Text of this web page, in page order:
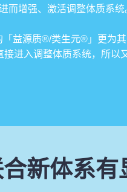
而增强、激活调整体质系统
益源质®/类生元®」更为
进入调整体质系统，所
新体系有